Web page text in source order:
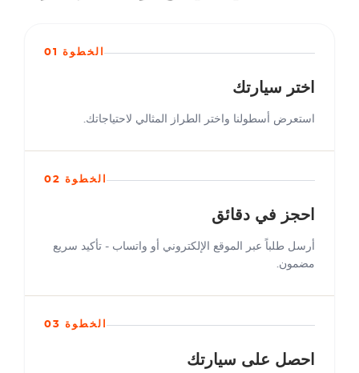
الخطوة 01
اختر سيارتك
استعرض أسطولنا واختر الطراز المثالي لاحتياجاتك.
الخطوة 02
احجز في دقائق
أرسل طلباً عبر الموقع الإلكتروني أو واتساب - تأكيد سريع
مضمون.
الخطوة 03
احصل على سيارتك